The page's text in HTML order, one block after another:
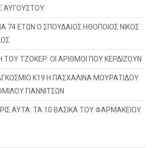
ΑΥΓΟΥΣΤΟΥ
74 ΕΤΩΝ Ο ΣΠΟΥΔΑΙΟΣ ΗΘΟΠΟΙΟΣ ΝΙΚΟΣ
ΤΟΥ ΤΖΟΚΕΡ: ΟΙ ΑΡΙΘΜΟΙ ΠΟΥ ΚΕΡΔΙΖΟΥΝ
Κ19 Η ΠΑΣΧΑΛΙΝΑ ΜΟΥΡΑΤΙΔΟΥ
ΓΙΑΝΝΙΤΣΩΝ
ΑΥΤΑ: ΤΑ 10 ΒΑΣΙΚΑ ΤΟΥ ΦΑΡΜΑΚΕΙΟΥ